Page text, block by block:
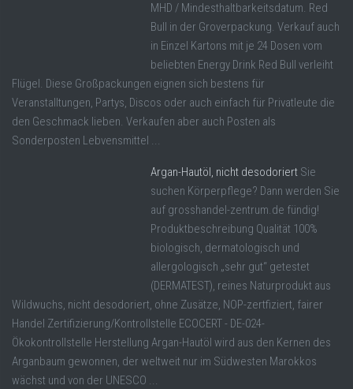
MHD / Mindesthaltbarkeitsdatum. Red
Bull in der Groverpackung. Verkauf auch
in Einzel Kartons mit je 24 Dosen vom
beliebten Energy Drink Red Bull verleiht
Flügel. Diese Großpackungen eignen sich bestens für
Veranstalltungen, Partys, Discos oder auch einfach für Privatleute die
den Geschmack lieben. Verkaufen aber auch Posten als
Sonderposten Lebvensmittel ...
Argan-Hautöl, nicht desodoriert Sie
suchen Körperpflege? Dann werden Sie
auf grosshandel-zentrum.de fündig!
Produktbeschreibung Qualität 100%
biologisch, dermatologisch und
allergologisch „sehr gut“ getestet
(DERMATEST), reines Naturprodukt aus
Wildwuchs, nicht desodoriert, ohne Zusätze, NOP-zertfiziert, fairer
Handel Zertifizierung/Kontrollstelle ECOCERT - DE-024-
Ökokontrollstelle Herstellung Argan-Hautöl wird aus den Kernen des
Arganbaum gewonnen, der weltweit nur im Südwesten Marokkos
wächst und von der UNESCO ...